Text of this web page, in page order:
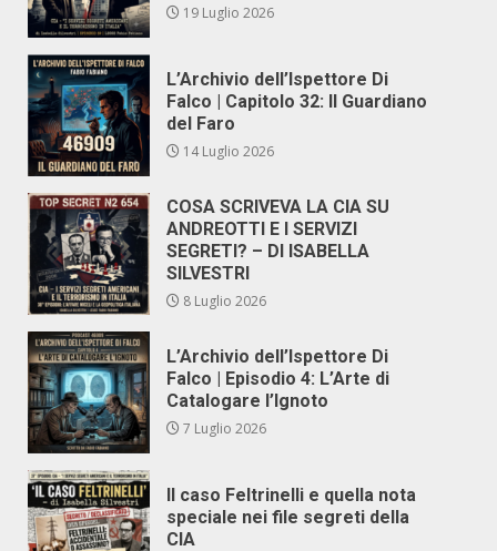
19 Luglio 2026
L’Archivio dell’Ispettore Di
Falco | Capitolo 32: Il Guardiano
del Faro
14 Luglio 2026
COSA SCRIVEVA LA CIA SU
ANDREOTTI E I SERVIZI
SEGRETI? – DI ISABELLA
SILVESTRI
8 Luglio 2026
L’Archivio dell’Ispettore Di
Falco | Episodio 4: L’Arte di
Catalogare l’Ignoto
7 Luglio 2026
Il caso Feltrinelli e quella nota
speciale nei file segreti della
CIA